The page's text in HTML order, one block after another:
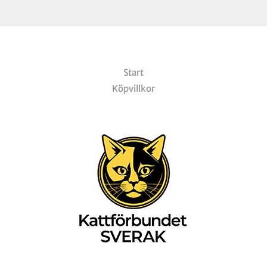
Start
Köpvillkor